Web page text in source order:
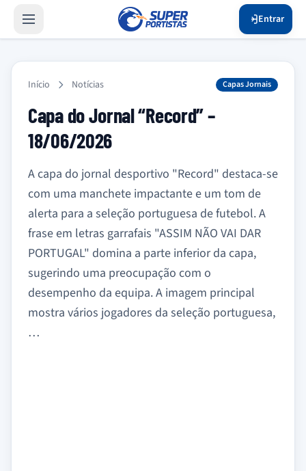
Entrar
Início Notícias Capas Jornais
Capa do Jornal “Record” –
18/06/2026
A capa do jornal desportivo "Record" destaca-se
com uma manchete impactante e um tom de
alerta para a seleção portuguesa de futebol. A
frase em letras garrafais "ASSIM NÃO VAI DAR
PORTUGAL" domina a parte inferior da capa,
sugerindo uma preocupação com o
desempenho da equipa. A imagem principal
mostra vários jogadores da seleção portuguesa,
…